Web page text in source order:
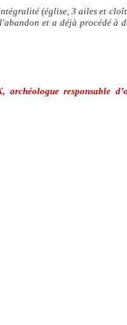
(église, 3 ailes et
et a déjà procédé à
archéologue responsable